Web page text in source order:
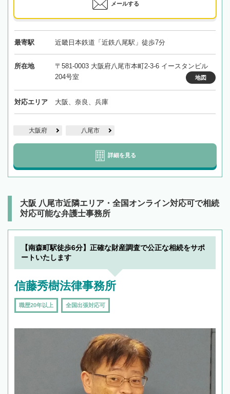
メールする
最寄駅 近畿日本鉄道「近鉄八尾駅」徒歩7分
所在地
〒581-0003 大阪府八尾市本町2-3-6 イースタンビル
204号室
地図
対応エリア 大阪、奈良、兵庫
大阪府 八尾市
詳細を見る
大阪 八尾市近隣エリア・全国オンライン対応可で相続
対応可能な弁護士事務所
【南森町駅徒歩6分】正確な財産調査で公正な相続をサポ
ートいたします
信藤秀樹法律事務所
職歴20年以上 全国出張対応可